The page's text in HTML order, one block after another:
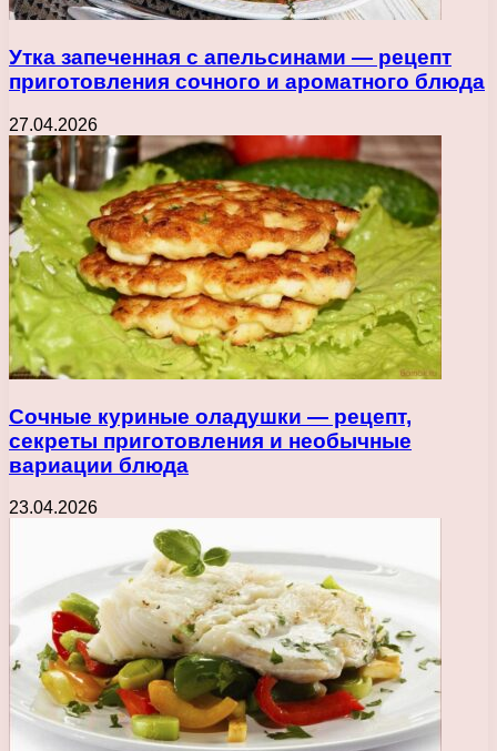
Утка запеченная с апельсинами — рецепт
приготовления сочного и ароматного блюда
27.04.2026
Сочные куриные оладушки — рецепт,
секреты приготовления и необычные
вариации блюда
23.04.2026